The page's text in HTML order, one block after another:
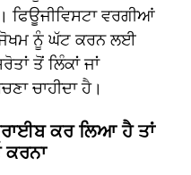
ਫਿਊਜੀਵਿਸਟਾ ਵਰਗੀਆਂ
ਜੋਖਮ ਨੂੰ ਘੱਟ ਕਰਨ ਲਈ
ਤੋਂ ਲਿੰਕਾਂ ਜਾਂ
ਚਾਹੀਦਾ ਹੈ।
ਕਰ ਲਿਆ ਹੈ ਤਾਂ
ਕਰਨਾ